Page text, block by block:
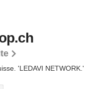
'LEDAVI NETWORK.'